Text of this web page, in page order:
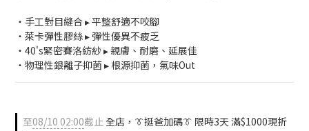
・手工對目縫合 ▸ 平整舒適不咬腳
・萊卡彈性膠絲 ▸ 彈性優異不疲乏
・40's緊密賽洛紡紗 ▸ 親膚、耐磨、延展佳
・物理性銀離子抑菌 ▸ 根源抑菌，氣味Out
至08/10 02:00截止全店，👔挺爸加碼👔 限時3天 滿$1000現折